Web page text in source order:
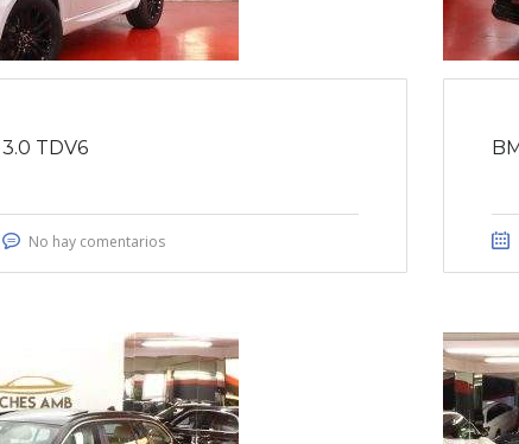
TDV6
No hay comentarios